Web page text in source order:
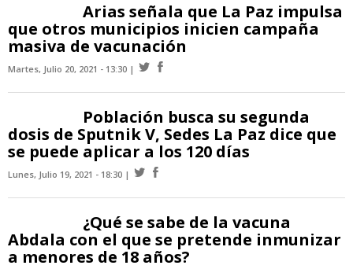
Arias señala que La Paz impulsa
que otros municipios inicien campaña
masiva de vacunación
Martes, Julio 20, 2021 - 13:30
Población busca su segunda
dosis de Sputnik V, Sedes La Paz dice que
se puede aplicar a los 120 días
Lunes, Julio 19, 2021 - 18:30
¿Qué se sabe de la vacuna
Abdala con el que se pretende inmunizar
a menores de 18 años?